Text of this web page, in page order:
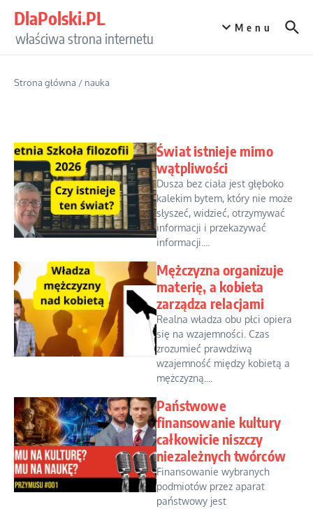
DlaPolski.PL
właściwa strona internetu
Menu
Strona główna / nauka
Świat istnieje mimo
wątpliwości
Dusza bez ciała jest głęboko
kalekim bytem, który nie może
słyszeć, widzieć, otrzymywać
informacji i przekazywać
informacji....
Mężczyzna organizuje
materię, a kobieta
zarządza relacjami
Realna władza obu płci opiera
się na wzajemności. Czas
zrozumieć prawdziwą
wzajemność między kobietą a
mężczyzną....
Państwowe
finansowanie kultury
całkowicie niszczy
niezależnych twórców
Finansowanie wybranych
podmiotów przez aparat
państwowy jest